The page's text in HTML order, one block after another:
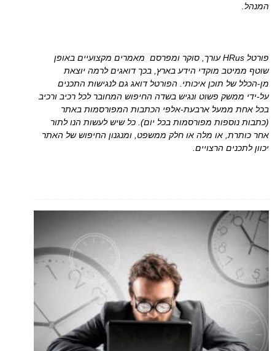
המנהל.
פורטל HRus עורך, סוקר ומפרסם מאמרים מקצועיים באופן
שוטף ממיטב מוקדי הידע בארץ, בכך דואגים לרמה יוצאת
מן-הכלל של תוכן איכותי. הפורטל דואג גם לנגישות התכנים
על-ידי ממשק פשוט ונגיש בשדה החיפוש המחובר לכל רכיב ורכיב
בכל אחת ממעל ארבעת-אלפי הכתבות המפורסמות באתר
(כתבות נוספות מפורסמות בכל יום). כל שיש לעשות הנו לתור
אחר כותרת, או מלה או חלק ממשפט, ומנגנון החיפוש של האתר
יכוון לתכנים הרצויים.